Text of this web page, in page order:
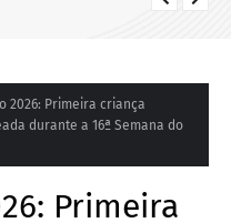
2026: Primeira criança
durante a 16ª Semana do
Primeira